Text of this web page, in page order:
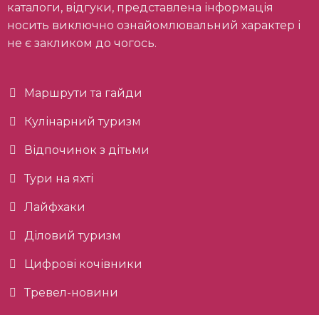
каталоги, відгуки, представлена інформація
носить виключно ознайомлювальний характер і
не є закликом до чогось.
Маршрути та гайди
Кулінарний туризм
Відпочинок з дітьми
Тури на яхті
Лайфхаки
Діловий туризм
Цифрові кочівники
Тревел-новини